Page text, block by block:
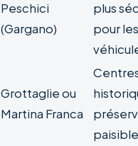
Peschici
(Gargano)
plus
pour les
Grottaglie ou
Martina Franca